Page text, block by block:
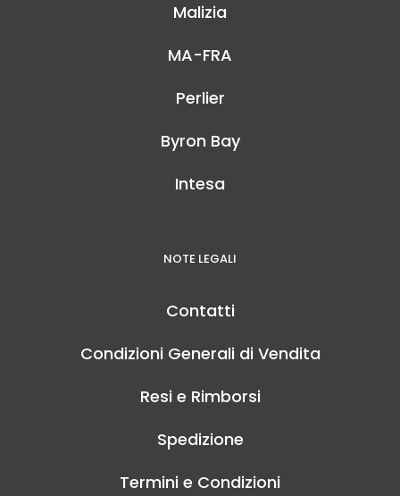
Malizia
MA-FRA
Perlier
Byron Bay
Intesa
NOTE LEGALI
Contatti
Condizioni Generali di Vendita
Resi e Rimborsi
Spedizione
Termini e Condizioni